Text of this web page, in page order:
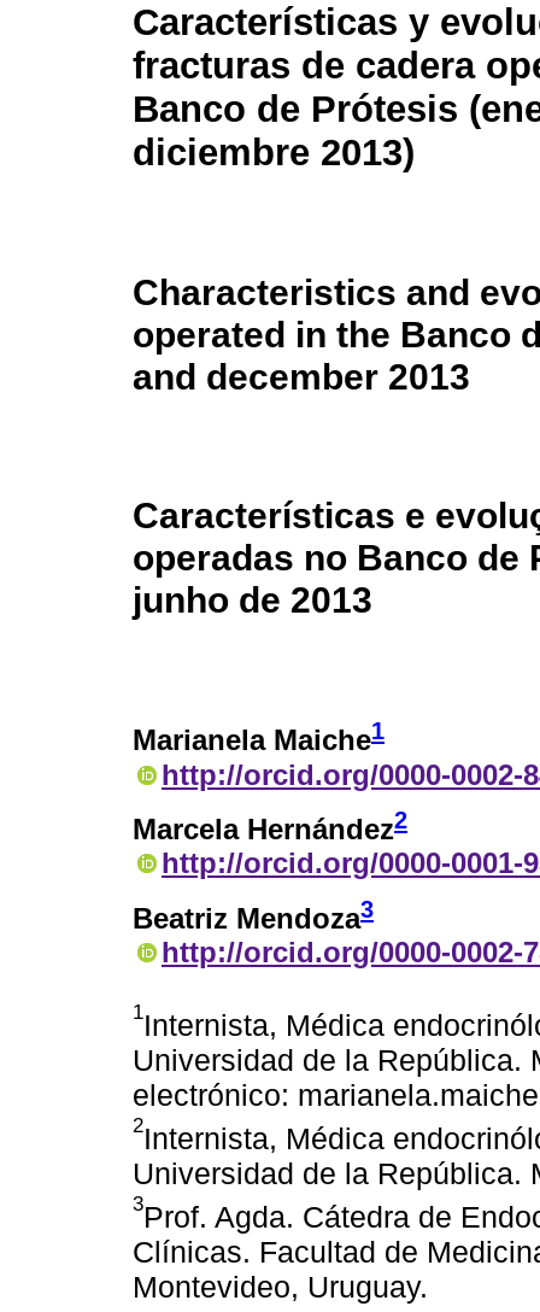
Características y
fracturas de cadera
Banco de Prótesis
diciembre 2013)
Characteristics and
operated in the Banco
and december 2013
Características e
operadas no Banco de
junho de 2013
Marianela Maiche1
http://orcid.org/0000-0002-
Marcela Hernández2
http://orcid.org/0000-0001-
Beatriz Mendoza3
http://orcid.org/0000-0002-
1Internista, Médica
Universidad de la República.
electrónico:
2Internista, Médica
Universidad de la República.
3Prof. Agda. Cátedra de
Clínicas. Facultad de
Montevideo, Uruguay.